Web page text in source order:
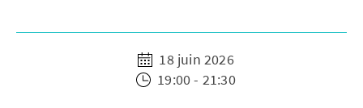
18 juin 2026
19:00 - 21:30